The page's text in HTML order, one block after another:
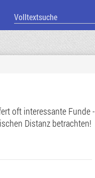
oft interessante Funde -
Distanz betrachten!